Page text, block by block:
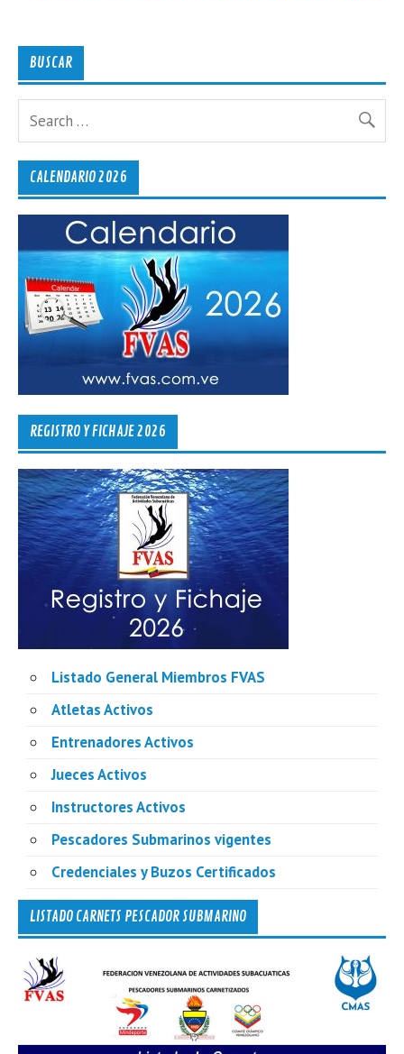
BUSCAR
CALENDARIO 2026
REGISTRO Y FICHAJE 2026
Listado General Miembros FVAS
Atletas Activos
Entrenadores Activos
Jueces Activos
Instructores Activos
Pescadores Submarinos vigentes
Credenciales y Buzos Certificados
LISTADO CARNETS PESCADOR SUBMARINO